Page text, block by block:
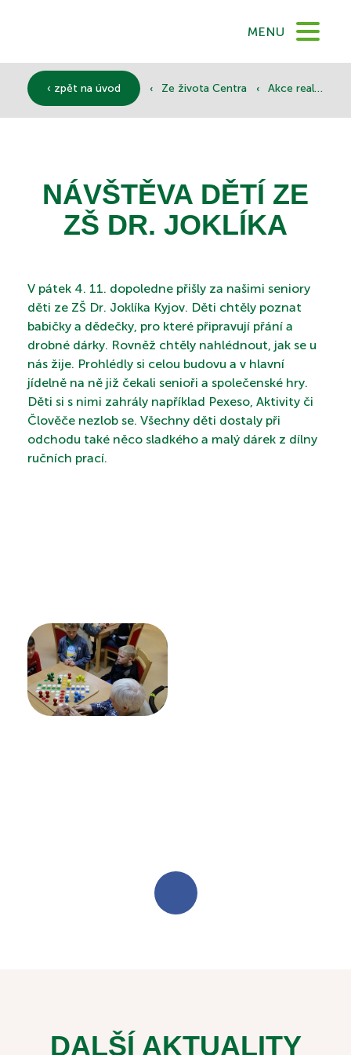
MENU
DOKUMENTY
SPONZOŘI
KONTAKTY
PROHLÍDKA
‹ zpět na úvod ‹ Ze života Centra ‹ Akce realizované
NÁVŠTĚVA DĚTÍ ZE
ZŠ DR. JOKLÍKA
V pátek 4. 11. dopoledne přišly za našimi seniory
děti ze ZŠ Dr. Joklíka Kyjov. Děti chtěly poznat
babičky a dědečky, pro které připravují přání a
drobné dárky. Rovněž chtěly nahlédnout, jak se u
nás žije. Prohlédly si celou budovu a v hlavní
jídelně na ně již čekali senioři a společenské hry.
Děti si s nimi zahrály například Pexeso, Aktivity či
Člověče nezlob se. Všechny děti dostaly při
odchodu také něco sladkého a malý dárek z dílny
ručních prací.
DALŠÍ AKTUALITY